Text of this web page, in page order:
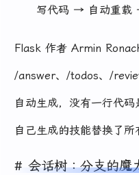
写代码 → 自动重
Flask 作者 Armin
/answer、/todos、/
自动生成，没有一行代
自己生成的技能替换了所
会话树：分支的魔